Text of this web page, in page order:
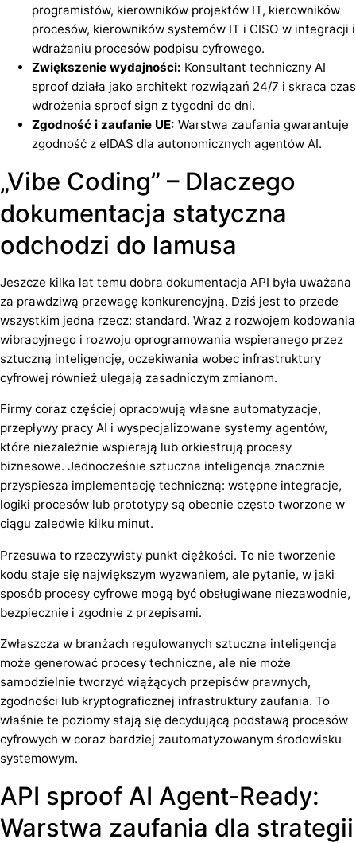
programistów, kierowników projektów IT, kierowników
procesów, kierowników systemów IT i CISO w integracji i
wdrażaniu procesów podpisu cyfrowego.
Zwiększenie wydajności: Konsultant techniczny AI
sproof działa jako architekt rozwiązań 24/7 i skraca czas
wdrożenia sproof sign z tygodni do dni.
Zgodność i zaufanie UE: Warstwa zaufania gwarantuje
zgodność z eIDAS dla autonomicznych agentów AI.
„Vibe Coding” – Dlaczego
dokumentacja statyczna
odchodzi do lamusa
Jeszcze kilka lat temu dobra dokumentacja API była uważana
za prawdziwą przewagę konkurencyjną. Dziś jest to przede
wszystkim jedna rzecz: standard. Wraz z rozwojem kodowania
wibracyjnego i rozwoju oprogramowania wspieranego przez
sztuczną inteligencję, oczekiwania wobec infrastruktury
cyfrowej również ulegają zasadniczym zmianom.
Firmy coraz częściej opracowują własne automatyzacje,
przepływy pracy AI i wyspecjalizowane systemy agentów,
które niezależnie wspierają lub orkiestrują procesy
biznesowe. Jednocześnie sztuczna inteligencja znacznie
przyspiesza implementację techniczną: wstępne integracje,
logiki procesów lub prototypy są obecnie często tworzone w
ciągu zaledwie kilku minut.
Przesuwa to rzeczywisty punkt ciężkości. To nie tworzenie
kodu staje się największym wyzwaniem, ale pytanie, w jaki
sposób procesy cyfrowe mogą być obsługiwane niezawodnie,
bezpiecznie i zgodnie z przepisami.
Zwłaszcza w branżach regulowanych sztuczna inteligencja
może generować procesy techniczne, ale nie może
samodzielnie tworzyć wiążących przepisów prawnych,
zgodności lub kryptograficznej infrastruktury zaufania. To
właśnie te poziomy stają się decydującą podstawą procesów
cyfrowych w coraz bardziej zautomatyzowanym środowisku
systemowym.
API sproof AI Agent-Ready:
Warstwa zaufania dla strategii